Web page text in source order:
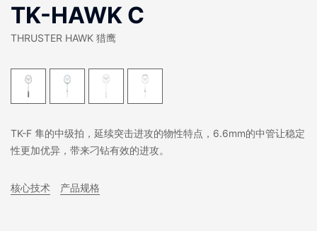
TK-HAWK C
THRUSTER HAWK 猎鹰
TK-F 隼的中级拍，延续突击进攻的物性特点，6.6mm的中管让稳定
性更加优异，带来刁钻有效的进攻。
核心技术 产品规格